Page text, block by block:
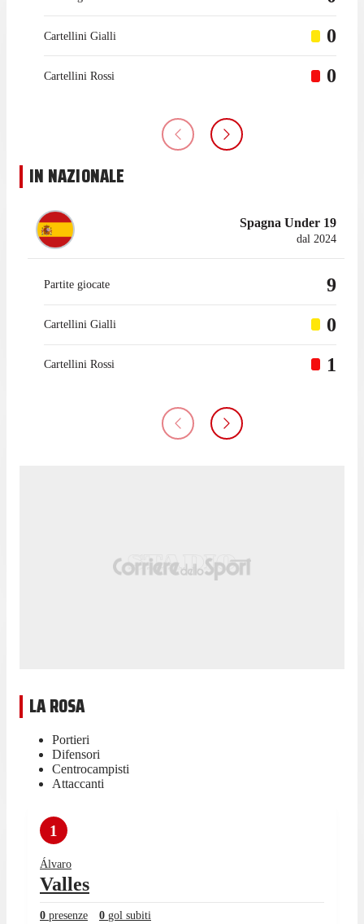
Cartellini Gialli 0
Cartellini Rossi 0
IN NAZIONALE
Spagna Under 19
dal 2024
Partite giocate 9
Cartellini Gialli 0
Cartellini Rossi 1
LA ROSA
Portieri
Difensori
Centrocampisti
Attaccanti
1
Álvaro
Valles
0 presenze 0 gol subiti